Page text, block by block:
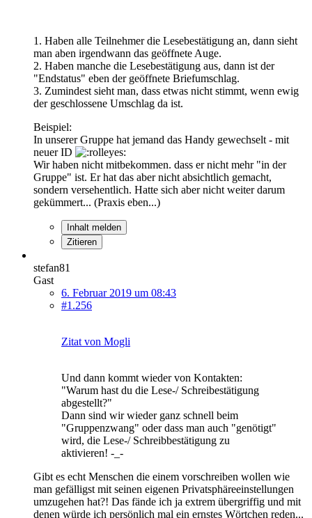
1. Haben alle Teilnehmer die Lesebestätigung an, dann sieht
man aben irgendwann das geöffnete Auge.
2. Haben manche die Lesebestätigung aus, dann ist der
"Endstatus" eben der geöffnete Briefumschlag.
3. Zumindest sieht man, dass etwas nicht stimmt, wenn ewig
der geschlossene Umschlag da ist.
Beispiel:
In unserer Gruppe hat jemand das Handy gewechselt - mit
neuer ID
Wir haben nicht mitbekommen. dass er nicht mehr "in der
Gruppe" ist. Er hat das aber nicht absichtlich gemacht,
sondern versehentlich. Hatte sich aber nicht weiter darum
gekümmert... (Praxis eben...)
Inhalt melden
Zitieren
stefan81
Gast
6. Februar 2019 um 08:43
#1.256
Zitat von Mogli
Und dann kommt wieder von Kontakten:
"Warum hast du die Lese-/ Schreibestätigung
abgestellt?"
Dann sind wir wieder ganz schnell beim
"Gruppenzwang" oder dass man auch "genötigt"
wird, die Lese-/ Schreibbestätigung zu
aktivieren! -_-
Gibt es echt Menschen die einem vorschreiben wollen wie
man gefälligst mit seinen eigenen Privatsphäreeinstellungen
umzugehen hat?! Das fände ich ja extrem übergriffig und mit
denen würde ich persönlich mal ein ernstes Wörtchen reden...